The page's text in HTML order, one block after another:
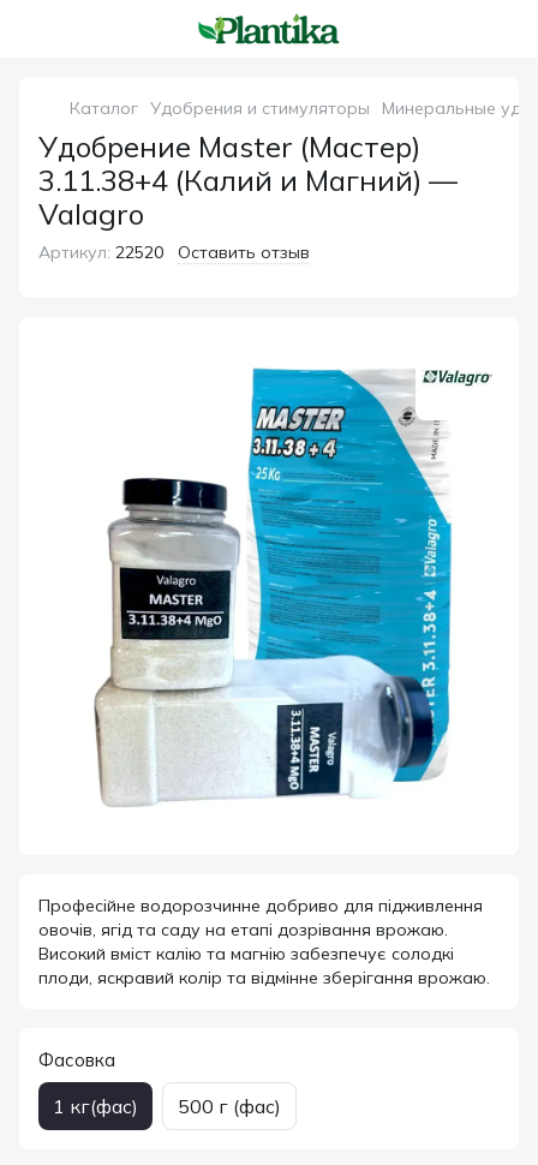
Каталог Удобрения и стимуляторы Минеральные
Удобрение Master (Мастер)
3.11.38+4 (Калий и Магний) —
Valagro
Артикул: 22520 Оставить отзыв
Професійне водорозчинне добриво для підживлення
овочів, ягід та саду на етапі дозрівання врожаю.
Високий вміст калію та магнію забезпечує солодкі
плоди, яскравий колір та відмінне зберігання врожаю.
Фасовка
1 кг(фас) 500 г (фас)